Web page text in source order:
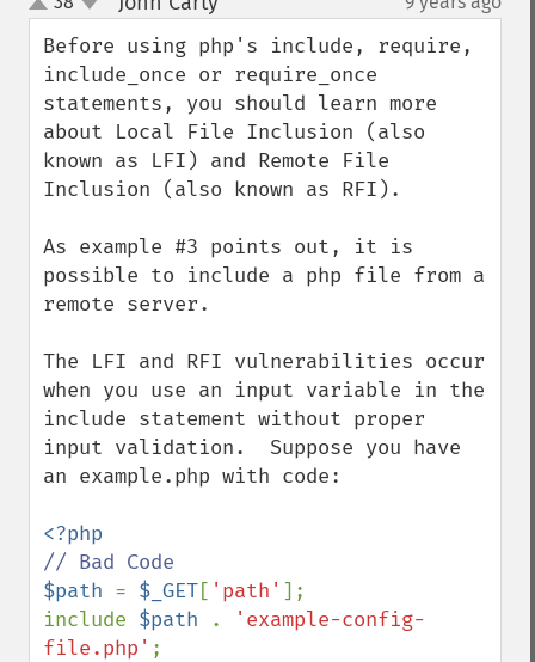
up
down
Before using php's include, require,
include_once or require_once
statements, you should learn more
about Local File Inclusion (also
known as LFI) and Remote File
Inclusion (also known as RFI).
As example #3 points out, it is
possible to include a php file from a
remote server.
The LFI and RFI vulnerabilities occur
when you use an input variable in the
include statement without proper
input validation.  Suppose you have
an example.php with code:
$path = $_GET[ 'path' ];
include $path .
'example-config-
file.php'